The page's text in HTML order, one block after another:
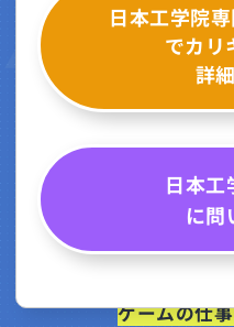
日本工学院
でカリ
詳
日本工
に問
ゲームの仕